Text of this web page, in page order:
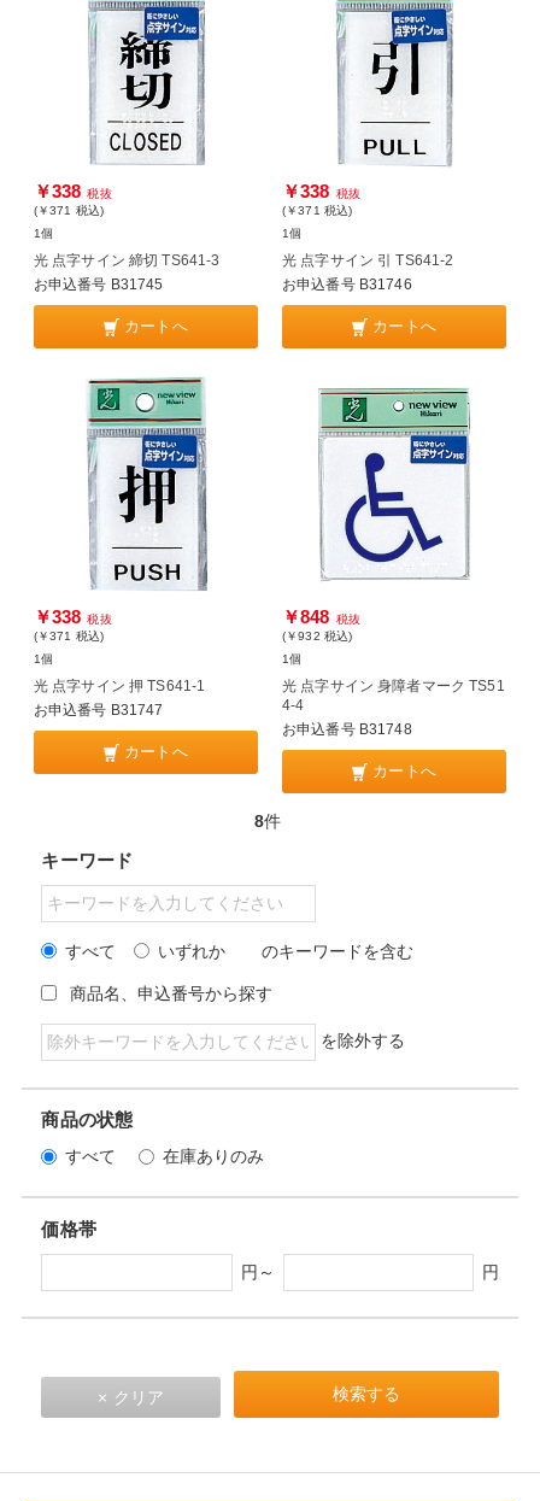
￥338 税抜
(￥371 税込)
1個
光 点字サイン 締切 TS641-3
お申込番号 B31745
カートへ
￥338 税抜
(￥371 税込)
1個
光 点字サイン 引 TS641-2
お申込番号 B31746
カートへ
￥338 税抜
(￥371 税込)
1個
光 点字サイン 押 TS641-1
お申込番号 B31747
カートへ
￥848 税抜
(￥932 税込)
1個
光 点字サイン 身障者マーク TS51
4-4
お申込番号 B31748
カートへ
8件
キーワード
すべて いずれか のキーワードを含む
商品名、申込番号から探す
を除外する
商品の状態
すべて 在庫ありのみ
価格帯
円～ 円